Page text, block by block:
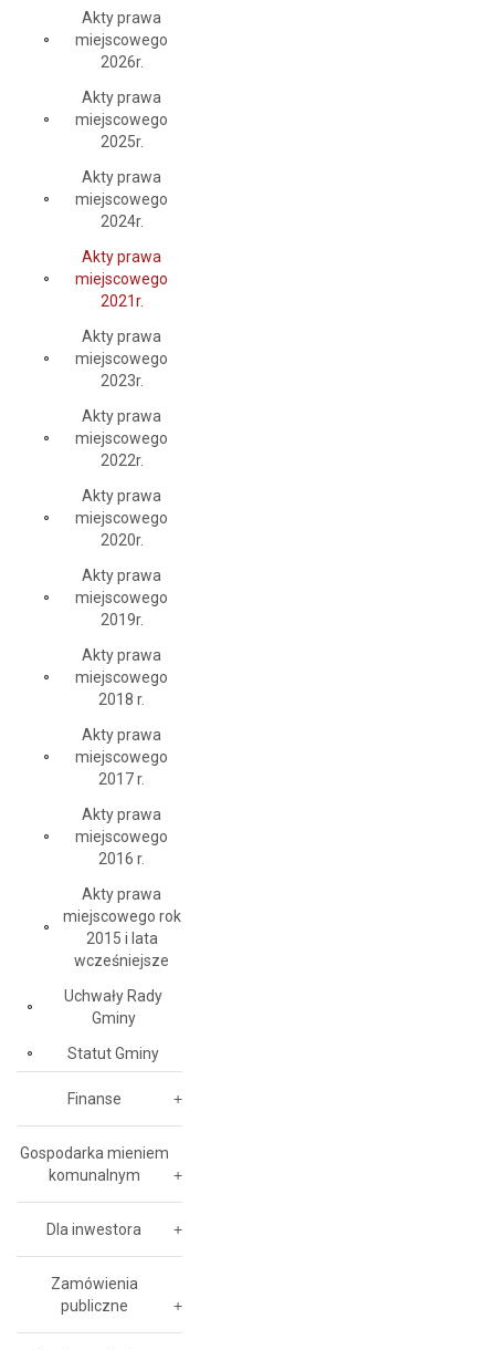
Akty prawa
miejscowego
2026r.
Akty prawa
miejscowego
2025r.
Akty prawa
miejscowego
2024r.
Akty prawa
miejscowego
2021r.
Akty prawa
miejscowego
2023r.
Akty prawa
miejscowego
2022r.
Akty prawa
miejscowego
2020r.
Akty prawa
miejscowego
2019r.
Akty prawa
miejscowego
2018 r.
Akty prawa
miejscowego
2017 r.
Akty prawa
miejscowego
2016 r.
Akty prawa
miejscowego rok
2015 i lata
wcześniejsze
Uchwały Rady
Gminy
Statut Gminy
Finanse
Gospodarka mieniem
komunalnym
Dla inwestora
Zamówienia
publiczne